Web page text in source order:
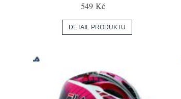
549 Kč
DETAIL PRODUKTU